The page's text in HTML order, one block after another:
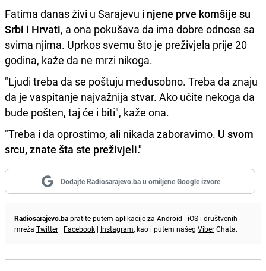
Fatima danas živi u Sarajevu i njene prve komšije su
Srbi i Hrvati, a ona pokušava da ima dobre odnose sa
svima njima. Uprkos svemu što je preživjela prije 20
godina, kaže da ne mrzi nikoga.
"Ljudi treba da se poštuju međusobno. Treba da znaju
da je vaspitanje najvažnija stvar. Ako učite nekoga da
bude pošten, taj će i biti", kaže ona.
"Treba i da oprostimo, ali nikada zaboravimo. U svom
srcu, znate šta ste preživjeli."
Dodajte Radiosarajevo.ba u omiljene Google izvore
Radiosarajevo.bapratite putem aplikacije za Android | iOS i društvenih
mreža Twitter | Facebook | Instagram, kao i putem našeg ViberChata.